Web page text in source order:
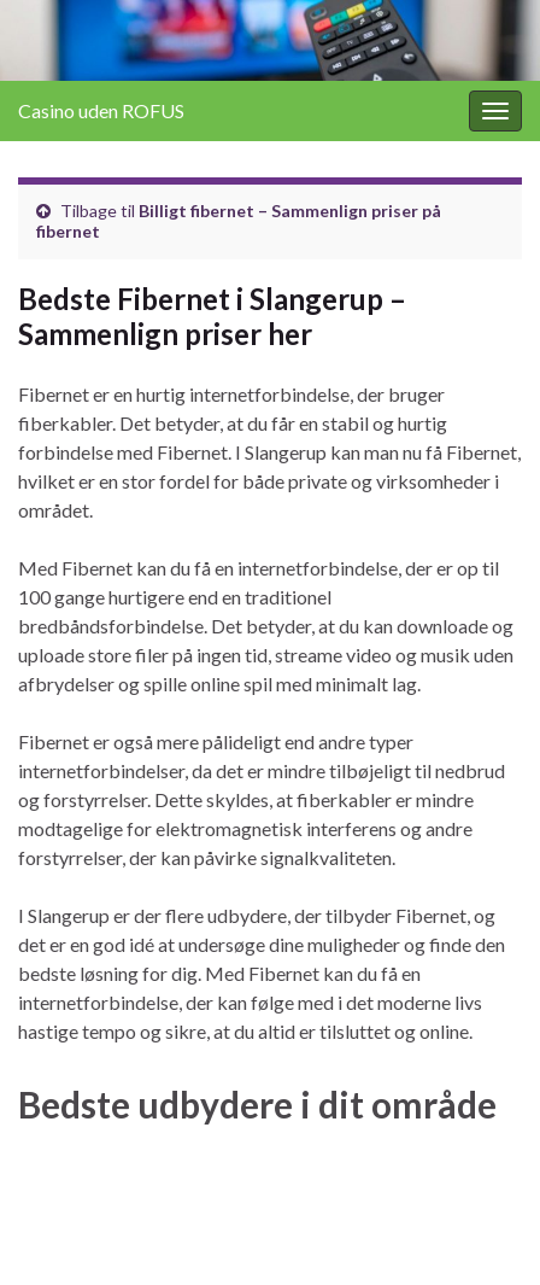
Casino uden ROFUS
Tilbage til Billigt fibernet – Sammenlign priser på
fibernet
Bedste Fibernet i Slangerup –
Sammenlign priser her
Fibernet er en hurtig internetforbindelse, der bruger
fiberkabler. Det betyder, at du får en stabil og hurtig
forbindelse med Fibernet. I Slangerup kan man nu få Fibernet,
hvilket er en stor fordel for både private og virksomheder i
området.
Med Fibernet kan du få en internetforbindelse, der er op til
100 gange hurtigere end en traditionel
bredbåndsforbindelse. Det betyder, at du kan downloade og
uploade store filer på ingen tid, streame video og musik uden
afbrydelser og spille online spil med minimalt lag.
Fibernet er også mere pålideligt end andre typer
internetforbindelser, da det er mindre tilbøjeligt til nedbrud
og forstyrrelser. Dette skyldes, at fiberkabler er mindre
modtagelige for elektromagnetisk interferens og andre
forstyrrelser, der kan påvirke signalkvaliteten.
I Slangerup er der flere udbydere, der tilbyder Fibernet, og
det er en god idé at undersøge dine muligheder og finde den
bedste løsning for dig. Med Fibernet kan du få en
internetforbindelse, der kan følge med i det moderne livs
hastige tempo og sikre, at du altid er tilsluttet og online.
Bedste udbydere i dit område